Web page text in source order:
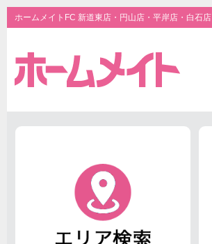
ホームメイトFC 新道東店・円山店・平岸店・白石店